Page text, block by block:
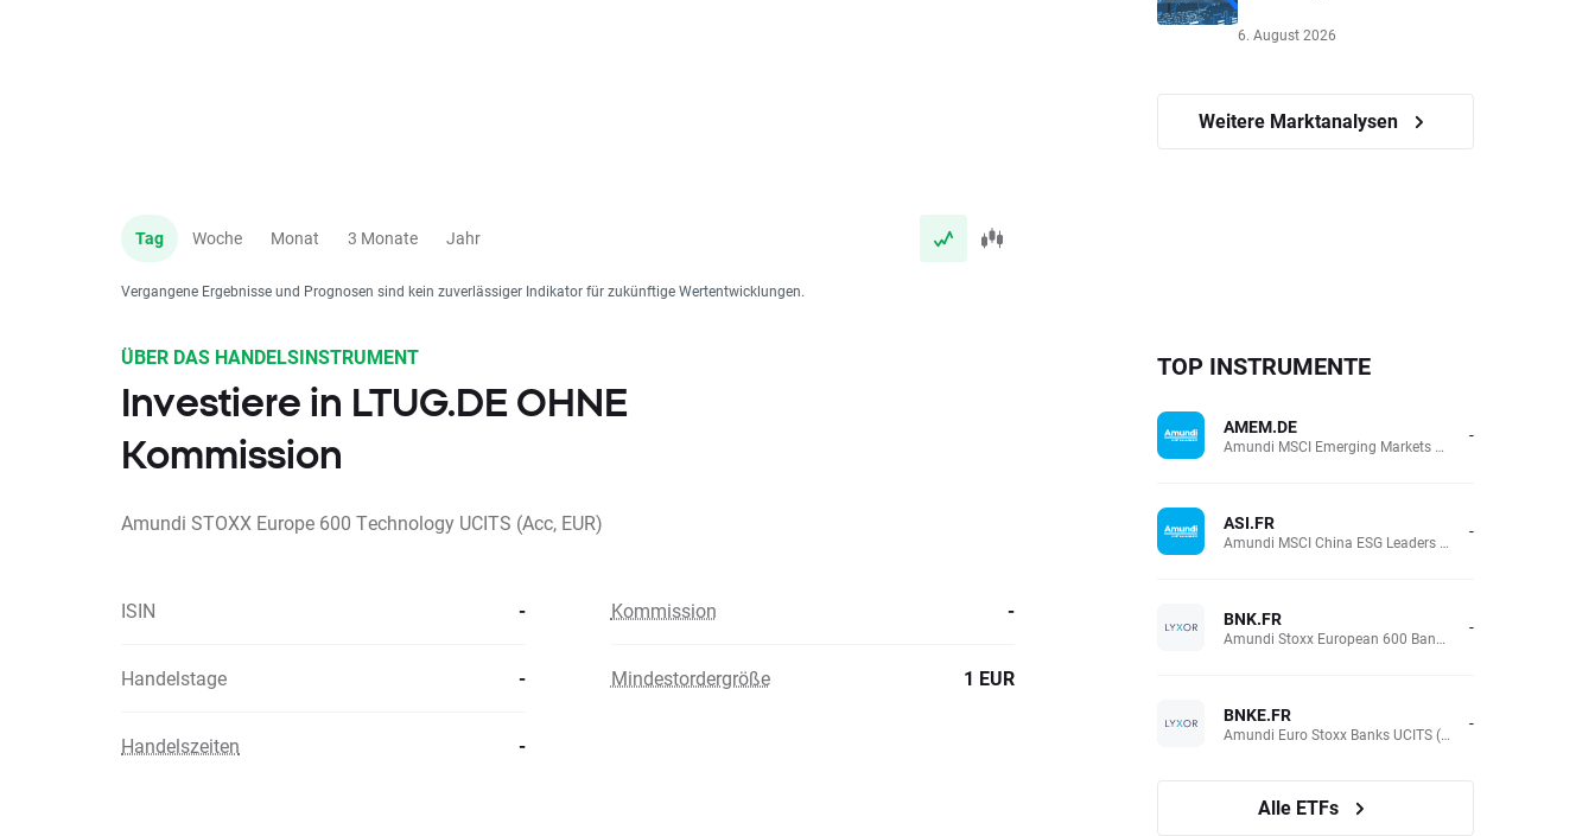
Tag Woche Monat 3 Monate Jahr
Vergangene Ergebnisse und Prognosen sind kein zuverlässiger Indikator für zukünftige Wertentwicklungen.
6. August 2026
Weitere Marktanalysen
ÜBER DAS HANDELSINSTRUMENT
Investiere in LTUG.DE OHNE
Kommission
Amundi STOXX Europe 600 Technology UCITS (Acc, EUR)
ISIN - Kommission -
Handelstage - Mindestordergröße 1 EUR
Handelszeiten -
TOP INSTRUMENTE
AMEM.DE
Amundi MSCI Emerging Markets UCITS (Acc EUR) -
ASI.FR
Amundi MSCI China ESG Leaders Extra (DR) UCITS (Acc EUR) -
BNK.FR
Amundi Stoxx European 600 Banks UCITS(Acc EUR) -
BNKE.FR
Amundi Euro Stoxx Banks UCITS (Acc EUR) -
Alle ETFs